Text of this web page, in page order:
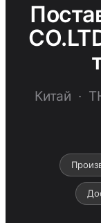
Китай ·